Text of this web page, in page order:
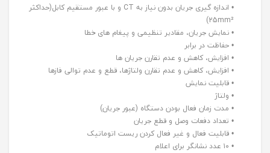
• اندازه گیری جریان بدون نیاز به CT و با عبور مستقیم کابل(حداکثر
25mm²)
• نمایش جریان، مقادیر تنظیمی و پیغام های خطا
• حفاظت در برابر
• افزایش، کاهش و عدم تقارن جریان ها
• افزایش، کاهش و عدم تقارن ولتاژها، قطع و عدم توالی فازها
• قابلیت نمایش
• ولتاژ
• مدت زمان فعال بودن دستگاه (عبور جریان)
• تعداد دفعات وصل و قطع جریان
• قابلیت فعال و غیر فعال کردن ریست اتوماتیک
• ۱۰ عدد نشانگر برای اعلام